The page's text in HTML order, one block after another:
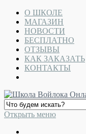
О ШКОЛЕ
МАГАЗИН
НОВОСТИ
БЕСПЛАТНО
ОТЗЫВЫ
КАК ЗАКАЗАТЬ
КОНТАКТЫ
Открыть меню